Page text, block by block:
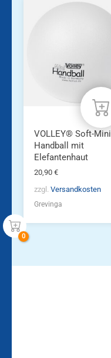
VOLLEY® Soft-Mini
Handball mit
Elefantenhaut
20,90 €
zzgl. Versandkosten
Grevinga